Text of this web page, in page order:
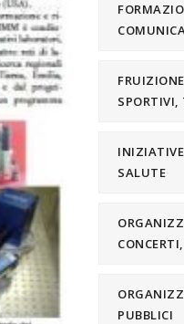
SPORTIVI,
SALUTE
PUBBLICI